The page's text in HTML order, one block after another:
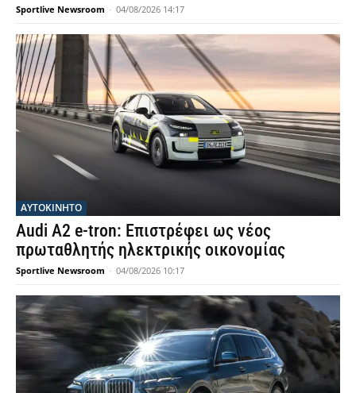
Sportlive Newsroom - 04/08/2026 14:17
ΑΥΤΟΚΙΝΗΤΟ
Audi A2 e-tron: Επιστρέφει ως νέος
πρωταθλητής ηλεκτρικής οικονομίας
Sportlive Newsroom - 04/08/2026 10:17